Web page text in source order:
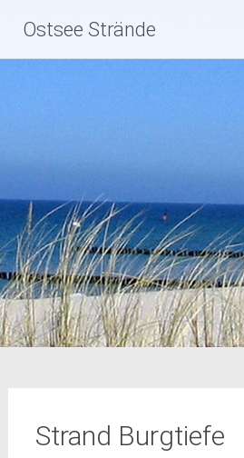
InhaltOstsee Strände
Strand Burgtiefe